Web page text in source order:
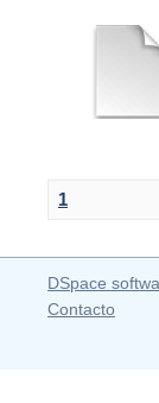
1
DSpace
Contacto